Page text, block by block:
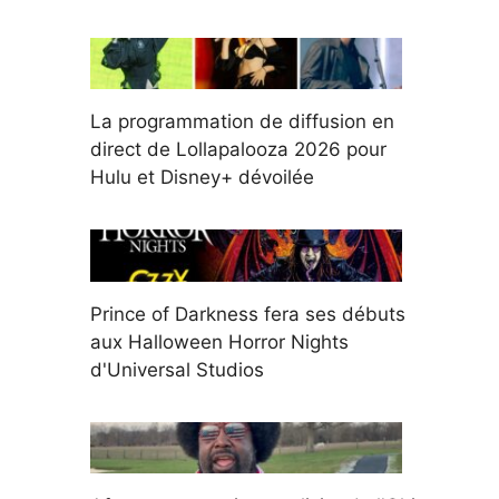
La programmation de diffusion en
direct de Lollapalooza 2026 pour
Hulu et Disney+ dévoilée
Prince of Darkness fera ses débuts
aux Halloween Horror Nights
d'Universal Studios